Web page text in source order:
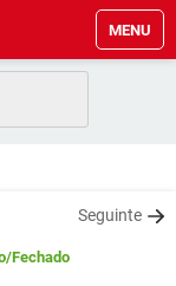
MENU
Seguinte
/Fechado